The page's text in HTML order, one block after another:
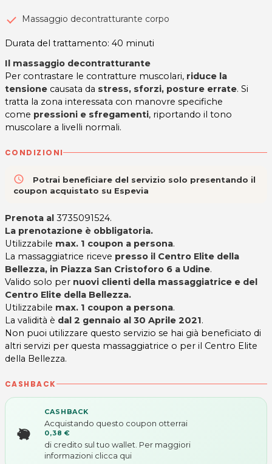
Massaggio decontratturante corpo
Durata del trattamento: 40 minuti
Il massaggio decontratturante
Per contrastare le contratture muscolari, riduce la
tensione causata da stress, sforzi, posture errate. Si
tratta la zona interessata con manovre specifiche
come pressioni e sfregamenti, riportando il tono
muscolare a livelli normali.
CONDIZIONI
access_time
Potrai beneficiare del servizio solo presentando il
coupon acquistato su Espevia
Prenota al 3735091524.
La prenotazione è obbligatoria.
Utilizzabile max. 1 coupon a persona.
La massaggiatrice riceve presso il Centro Elite della
Bellezza, in Piazza San Cristoforo 6 a Udine.
Valido solo per nuovi clienti della massaggiatrice e del
Centro Elite della Bellezza.
Utilizzabile max. 1 coupon a persona.
La validità è dal 2 gennaio al 30 Aprile 2021.
Non puoi utilizzare questo servizio se hai già beneficiato di
altri servizi per questa massaggiatrice o per il Centro Elite
della Bellezza.
CASHBACK
CASHBACK
Acquistando questo coupon otterrai
0,38 €
di credito sul tuo wallet. Per maggiori
informazioni clicca qui